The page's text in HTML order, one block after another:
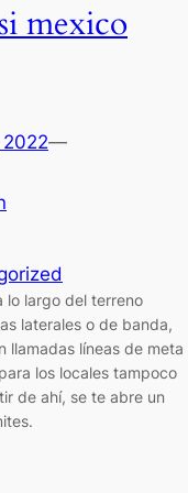
mexico
2022—
lo largo del terreno
laterales o de banda,
llamadas líneas de meta
los locales tampoco
de ahí, se te abre un